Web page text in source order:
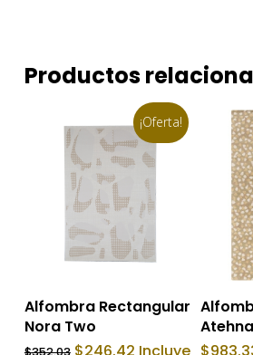
Productos
¡Oferta!
Añadir Al Carrito
Alfombra Rectangular
Nora Two
El El
Atehna